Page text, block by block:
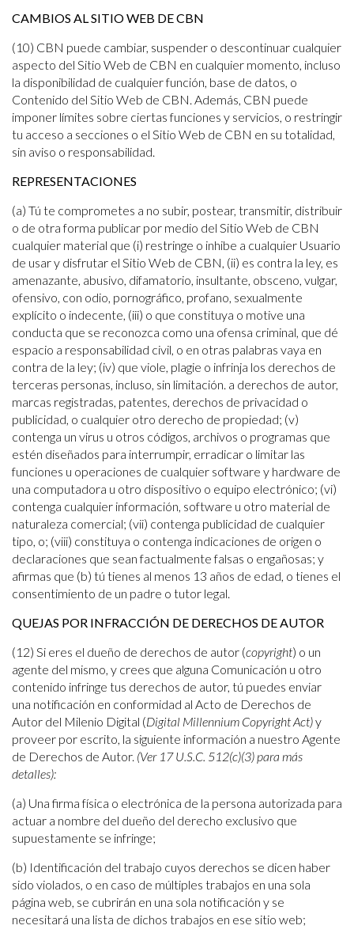
CAMBIOS AL SITIO WEB DE CBN
(10) CBN puede cambiar, suspender o descontinuar cualquier
aspecto del Sitio Web de CBN en cualquier momento, incluso
la disponibilidad de cualquier función, base de datos, o
Contenido del Sitio Web de CBN. Además, CBN puede
imponer límites sobre ciertas funciones y servicios, o restringir
tu acceso a secciones o el Sitio Web de CBN en su totalidad,
sin aviso o responsabilidad.
REPRESENTACIONES
(a) Tú te comprometes a no subir, postear, transmitir, distribuir
o de otra forma publicar por medio del Sitio Web de CBN
cualquier material que (i) restringe o inhibe a cualquier Usuario
de usar y disfrutar el Sitio Web de CBN, (ii) es contra la ley, es
amenazante, abusivo, difamatorio, insultante, obsceno, vulgar,
ofensivo, con odio, pornográfico, profano, sexualmente
explícito o indecente, (iii) o que constituya o motive una
conducta que se reconozca como una ofensa criminal, que dé
espacio a responsabilidad civil, o en otras palabras vaya en
contra de la ley; (iv) que viole, plagie o infrinja los derechos de
terceras personas, incluso, sin limitación. a derechos de autor,
marcas registradas, patentes, derechos de privacidad o
publicidad, o cualquier otro derecho de propiedad; (v)
contenga un virus u otros códigos, archivos o programas que
estén diseñados para interrumpir, erradicar o limitar las
funciones u operaciones de cualquier software y hardware de
una computadora u otro dispositivo o equipo electrónico; (vi)
contenga cualquier información, software u otro material de
naturaleza comercial; (vii) contenga publicidad de cualquier
tipo, o; (viii) constituya o contenga indicaciones de origen o
declaraciones que sean factualmente falsas o engañosas; y
afirmas que (b) tú tienes al menos 13 años de edad, o tienes el
consentimiento de un padre o tutor legal.
QUEJAS POR INFRACCIÓN DE DERECHOS DE AUTOR
(12) Si eres el dueño de derechos de autor (copyright) o un
agente del mismo, y crees que alguna Comunicación u otro
contenido infringe tus derechos de autor, tú puedes enviar
una notificación en conformidad al Acto de Derechos de
Autor del Milenio Digital (Digital Millennium Copyright Act)y
proveer por escrito, la siguiente información a nuestro Agente
de Derechos de Autor. (Ver 17 U.S.C. 512(c)(3) para más
detalles):
(a) Una firma física o electrónica de la persona autorizada para
actuar a nombre del dueño del derecho exclusivo que
supuestamente se infringe;
(b) Identificación del trabajo cuyos derechos se dicen haber
sido violados, o en caso de múltiples trabajos en una sola
página web, se cubrirán en una sola notificación y se
necesitará una lista de dichos trabajos en ese sitio web;